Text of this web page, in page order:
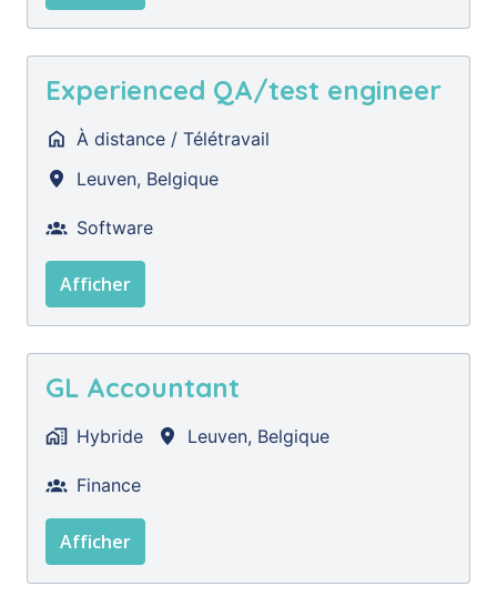
Experienced QA/test engineer
À distance / Télétravail
Leuven, Belgique
Software
Afficher
GL Accountant
Hybride Leuven, Belgique
Finance
Afficher